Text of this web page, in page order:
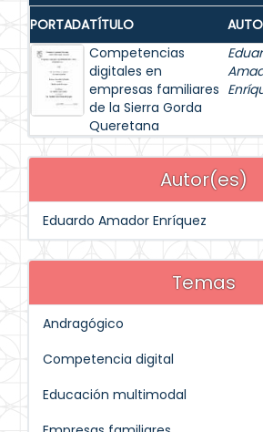
PORTADATÍTULO
Competencias
digitales en
empresas familiares
de la Sierra Gorda
Queretana
Autor(es)
Eduardo Amador Enríquez
Temas
Andragógico
Competencia digital
Educación multimodal